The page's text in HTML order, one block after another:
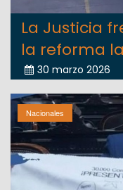
La Justicia
la reforma
30 marzo 2026
Nacionales